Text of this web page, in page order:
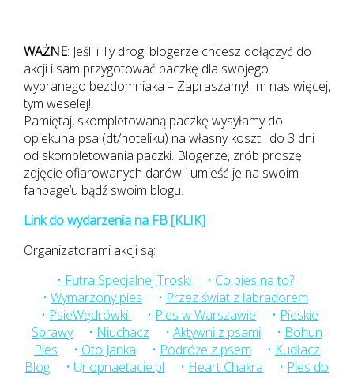
WAŻNE: Jeśli i Ty drogi blogerze chcesz dołączyć do
akcji i sam przygotować paczkę dla swojego
wybranego bezdomniaka – Zapraszamy! Im nas więcej,
tym weselej!
Pamiętaj, skompletowaną paczkę wysyłamy do
opiekuna psa (dt/hoteliku) na własny koszt : do 3 dni
od skompletowania paczki. Blogerze, zrób proszę
zdjęcie ofiarowanych darów i umieść je na swoim
fanpage’u bądź swoim blogu.
Link do wydarzenia na FB [KLIK]
Organizatorami akcji są:
• Futra Specjalnej Troski
• Co pies na to?
• Wymarzony pies • Przez świat z labradorem
• PsieWędrówki • Pies w Warszawie • Pieskie
Sprawy• Niuchacz • Aktywni z psami• Bohun
Pies • Oto Janka • Podróże z psem • Kudłacz
Blog • Urlopnaetacie.pl • Heart Chakra • Pies do